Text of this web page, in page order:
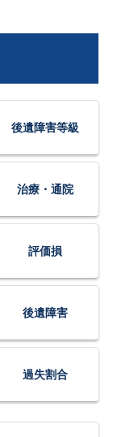
後遺障害等級
治療・通院
評価損
後遺障害
過失割合